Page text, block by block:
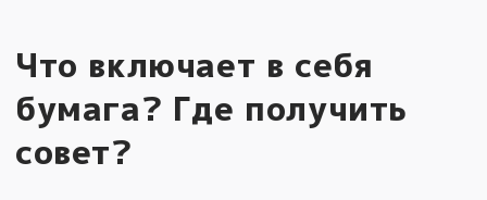
Что включает в себя
бумага? Где получить
совет?